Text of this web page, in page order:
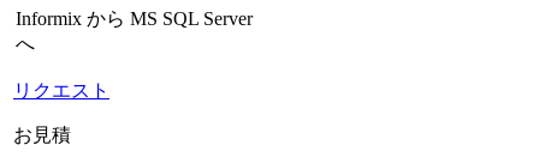
Informix から MS SQL Server
へ
リクエスト
お見積